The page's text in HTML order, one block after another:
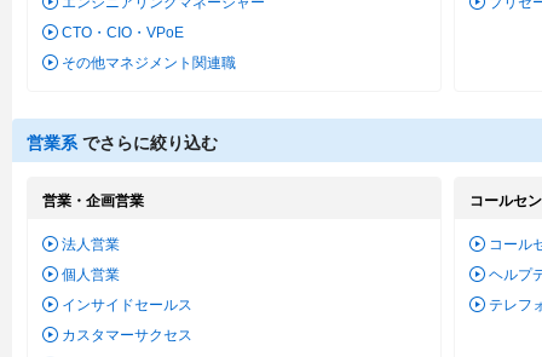
CTO・CIO・VPoE
その他マネジメント関連職
営業系 でさらに絞り込む
営業・企画営業
法人営業
個人営業
インサイドセールス
カスタマーサクセス
コールセ
コール
ヘルプ
テレフ